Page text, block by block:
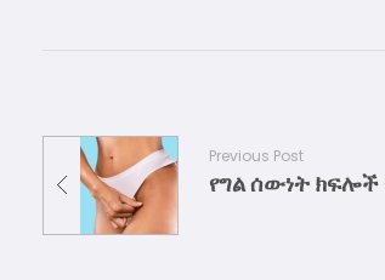
Previous Post
የግል ሰውነት